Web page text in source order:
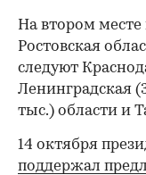
На втором
Ростовская
следуют
Ленинградская
тыс.) области и
14 октября
поддержал